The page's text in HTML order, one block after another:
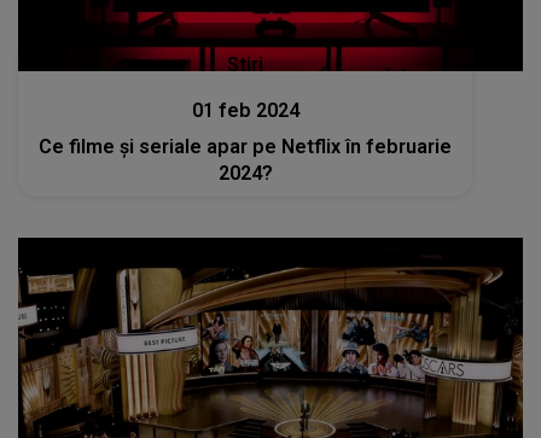
Stiri
01 feb 2024
Ce filme și seriale apar pe Netflix în februarie
2024?